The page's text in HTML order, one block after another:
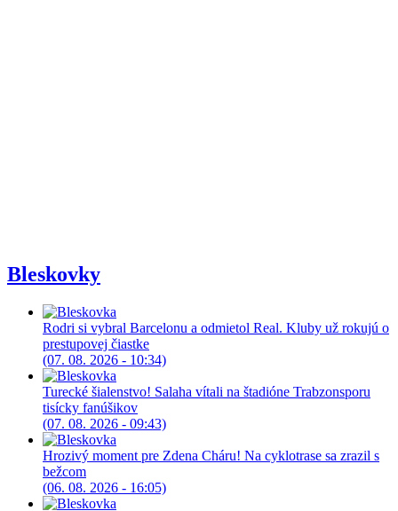
Bleskovky
Rodri si vybral Barcelonu a odmietol Real. Kluby už rokujú o
prestupovej čiastke
(07. 08. 2026 - 10:34)
Turecké šialenstvo! Salaha vítali na štadióne Trabzonsporu
tisícky fanúšikov
(07. 08. 2026 - 09:43)
Hrozivý moment pre Zdena Cháru! Na cyklotrase sa zrazil s
bežcom
(06. 08. 2026 - 16:05)